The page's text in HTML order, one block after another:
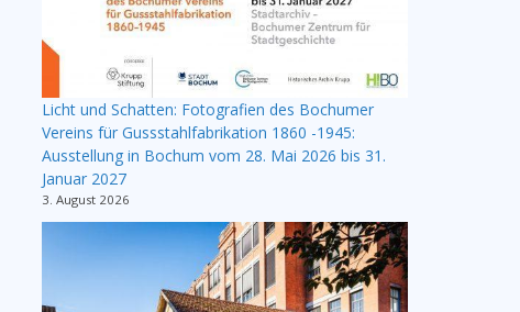
Licht und Schatten: Fotografien des Bochumer
Vereins für Gussstahlfabrikation 1860 -1945:
Ausstellung in Bochum vom 28. Mai 2026 bis 31.
Januar 2027
3. August 2026